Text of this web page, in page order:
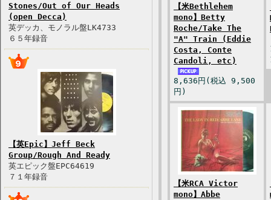
Stones/Out of Our Heads
(open Decca)
英デッカ、モノラル盤LK4733
６５年録音
【英Epic】Jeff Beck
Group/Rough And Ready
英エピック盤EPC64619
７１年録音
【米Bethlehem
mono】Betty
Roche/Take The
"A" Train (Eddie
Costa, Conte
Candoli, etc)
8,636円(税込 9,500
円)
【米RCA Victor
mono】Abbe